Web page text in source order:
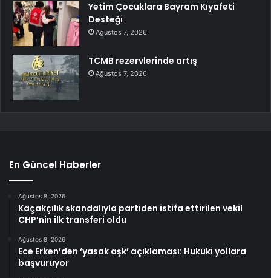
Yetim Çocuklara Bayram Kıyafeti
Desteği
Ağustos 7, 2026
TCMB rezervlerinde artış
Ağustos 7, 2026
En Güncel Haberler
Ağustos 8, 2026
Kaçakçılık skandalıyla partiden istifa ettirilen vekil
CHP’nin ilk transferi oldu
Ağustos 8, 2026
Ece Erken’den ‘yasak aşk’ açıklaması: Hukuki yollara
başvuruyor